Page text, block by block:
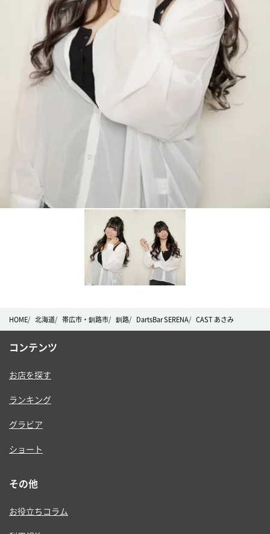
HOME 北海道 帯広市・釧路市 釧路 DartsBar SERENA CAST あさみ
コンテンツ
お店を探す
ランキング
グラビア
ショート
その他
お役立ちコラム